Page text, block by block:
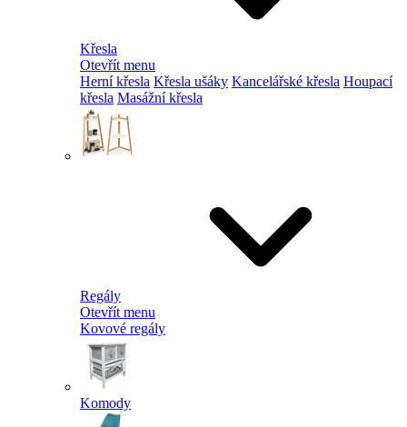
Křesla
Otevřít menu
Herní křesla Křesla ušáky Kancelářské křesla Houpací
křesla Masážní křesla
Regály
Otevřít menu
Kovové regály
Komody